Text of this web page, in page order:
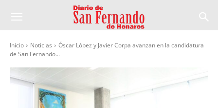
Inicio Noticias
Óscar López y Javier Corpa avanzan en la candidatura
de San Fernando...